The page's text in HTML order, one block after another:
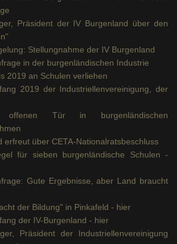
Präsident der IV Burgenland über den
Stellungnahme der IV Burgenland
in der burgenländischen Industrie
2019 an Schulen verliehen
2019 der Industriellenvereinigung, der
Tür in burgenländischen
erfreut über CETA-Nationalratsbeschluss
für sieben burgenländische Schulen -
Gute Ergebnisse, aber Land braucht
der Bildung" in Pinkafeld - hier
der IV-Burgenland - hier
Präsident der Industriellenvereinigung